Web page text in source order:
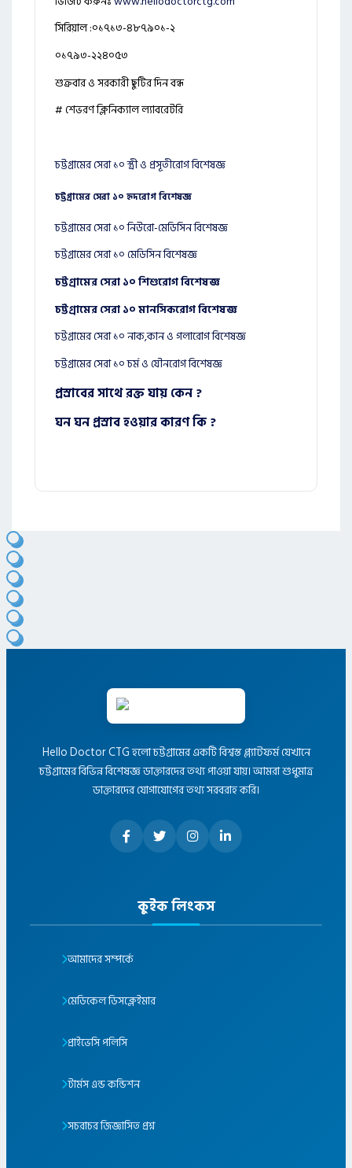
সিরিয়াল :০১৭১৩-৪৮৭৯০১-২
০১৭৯৩-২২৪০৫৩
শুক্রবার ও সরকারী ছুটির দিন বন্ধ
# শেভরণ ক্লিনিক্যাল ল্যাবরেটরি
চট্টগ্রামের সেরা ১০ স্ত্রী ও প্রসূতীরোগ বিশেষজ্ঞ
চট্টগ্রামের সেরা ১০ হৃদরোগ বিশেষজ্ঞ
চট্টগ্রামের সেরা ১০ নিউরো-মেডিসিন বিশেষজ্ঞ
চট্টগ্রামের সেরা ১০ মেডিসিন বিশেষজ্ঞ
চট্টগ্রামের সেরা ১০ শিশুরোগ বিশেষজ্ঞ
চট্টগ্রামের সেরা ১০ মানসিকরোগ বিশেষজ্ঞ
চট্টগ্রামের সেরা ১০ নাক,কান ও গলারোগ বিশেষজ্ঞ
চট্টগ্রামের সেরা ১০ চর্ম ও যৌনরোগ বিশেষজ্ঞ
প্রস্রাবের সাথে রক্ত যায় কেন ?
ঘন ঘন প্রস্রাব হওয়ার কারণ কি ?
Hello Doctor CTG হলো চট্টগ্রামের একটি বিশ্বস্ত প্ল্যাটফর্ম যেখানে
চট্টগ্রামের বিভিন্ন বিশেষজ্ঞ ডাক্তারদের তথ্য পাওয়া যায়। আমরা শুধুমাত্র
ডাক্তারদের যোগাযোগের তথ্য সরবরাহ করি।
কুইক লিংকস
আমাদের সম্পর্কে
মেডিকেল ডিসক্লেইমার
প্রাইভেসি পলিসি
টার্মস এন্ড কন্ডিশন
সচরাচর জিজ্ঞাসিত প্রশ্ন